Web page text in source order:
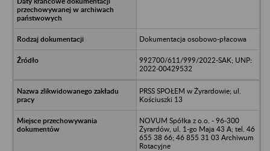
Dokumentacja osobowo-płacowa
992700/611/999/2022-SAK; UNP:
2022-00429532
PRSS SPOŁEM w Żyrardowie; ul.
Kościuszki 13
NOVUM Spółka z o.o. - 96-300
Żyrardów, ul. 1-go Maja 43 A; tel. 46
655 38 66; 46 855 31 03 Archiwum
Rotacyjne